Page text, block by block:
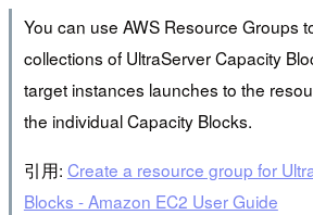
You can use AWS Resource Groups
collections of UltraServer Capacity
target instances launches to the
the individual Capacity Blocks.
引用: Create a resource group for
Blocks - Amazon EC2 User Guide